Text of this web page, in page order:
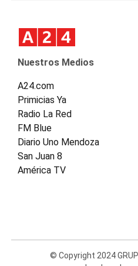
Nuestros Medios
A24.com
Primicias Ya
Radio La Red
FM Blue
Diario Uno Mendoza
San Juan 8
América TV
© Copyright 2024